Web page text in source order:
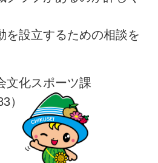
設立するための相談を
化スポーツ課
）